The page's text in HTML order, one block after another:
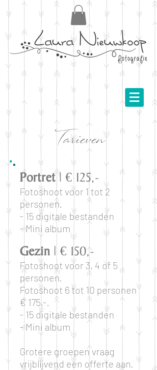
Tarieven
Portret| € 125,-
Fotoshoot voor 1 tot 2
personen.
- 15 digitale bestanden
- Mini album
Gezin | € 150,-
Fotoshoot voor 3, 4 of 5
personen.
Fotoshoot 6 tot 10 personen
€ 175,-.
- 15 digitale bestanden
- Mini album
Grotere groepen vraag
vrijblijvend een offerte aan.